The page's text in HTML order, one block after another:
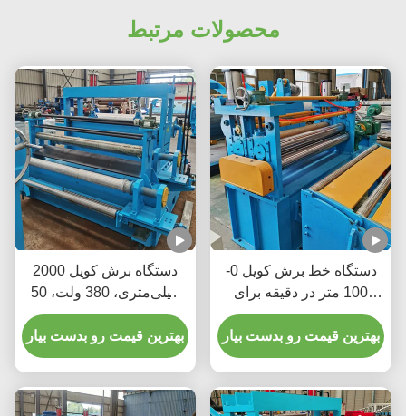
محصولات مرتبط
دستگاه برش کویل 2000
میلی‌متری، 380 ولت، 50
هرتز، 3 فاز، افزایش
دسترسی به مواد
بهترین قیمت رو بدست بیار
دستگاه خط برش کویل 0-
100 متر در دقیقه برای
برش کویل های فلزی بزرگ
به نوارهای باریک تر
بهترین قیمت رو بدست بیار